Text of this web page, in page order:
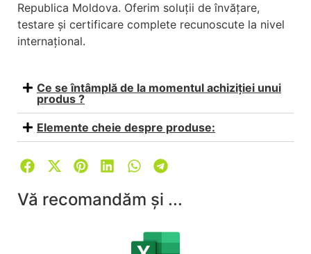
Republica Moldova. Oferim soluții de învățare,
testare și certificare complete recunoscute la nivel
internațional.
Ce se întâmplă de la momentul achiziției unui
produs ?
Elemente cheie despre produse:
Vă recomandăm și ...